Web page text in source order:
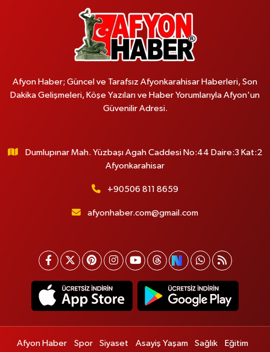
Afyon Haber; Güncel ve Tarafsız Afyonkarahisar Haberleri, Son
Dakika Gelişmeleri, Köşe Yazıları ve Haber Yorumlarıyla Afyon'un
Güvenilir Adresi.
Dumlupınar Mah. Yüzbaşı Agah Caddesi No:44 Daire:3 Kat:2
Afyonkarahisar
+90506 811 8659
afyonhaber.com@gmail.com
Afyon Haber Spor Siyaset Asayiş Yaşam Sağlık Eğitim